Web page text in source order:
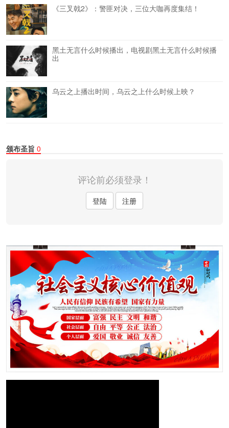
《三叉戟2》：警匪对决，三位大咖再度集结！
黑土无言什么时候播出，电视剧黑土无言什么时候播
出
乌云之上播出时间，乌云之上什么时候上映？
颁布圣旨 0
评论前必须登录！
登陆 注册